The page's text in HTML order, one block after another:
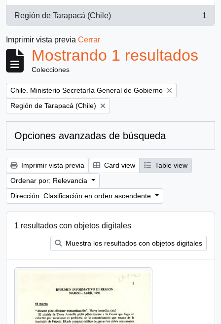
Región de Tarapacá (Chile)
, 1 resultados
1
Imprimir vista previa Cerrar
Mostrando 1 resultados
Colecciones
Remove filter:
Chile. Ministerio Secretaría General de Gobierno
Remove filter:
Región de Tarapacá (Chile)
Opciones avanzadas de búsqueda
Imprimir vista previa Card view
Table view
Ordenar por: Relevancia
Dirección: Clasificación en orden ascendente
1 resultados con objetos digitales
Muestra los resultados con objetos digitales